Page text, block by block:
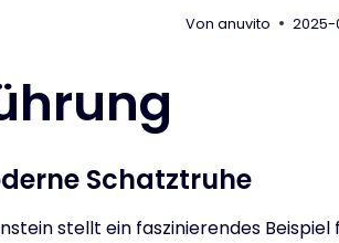
Von anuvito 2025-
Schatztruhe
stellt ein faszinierendes